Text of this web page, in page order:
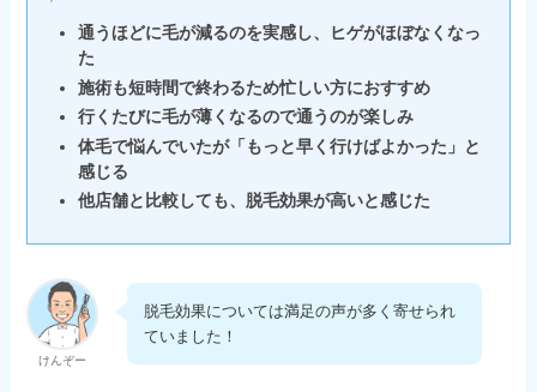
通うほどに毛が減るのを実感し、ヒゲがほぼなくなっ
た
施術も短時間で終わるため忙しい方におすすめ
行くたびに毛が薄くなるので通うのが楽しみ
体毛で悩んでいたが「もっと早く行けばよかった」と
感じる
他店舗と比較しても、脱毛効果が高いと感じた
けんぞー
脱毛効果については満足の声が多く寄せられ
ていました！